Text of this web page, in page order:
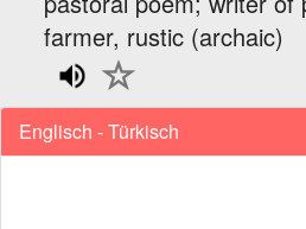
farmer, rustic (archaic)
Englisch - Türkisch